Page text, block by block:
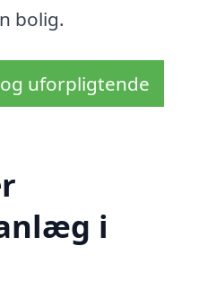
bolig.
uforpligtende
i